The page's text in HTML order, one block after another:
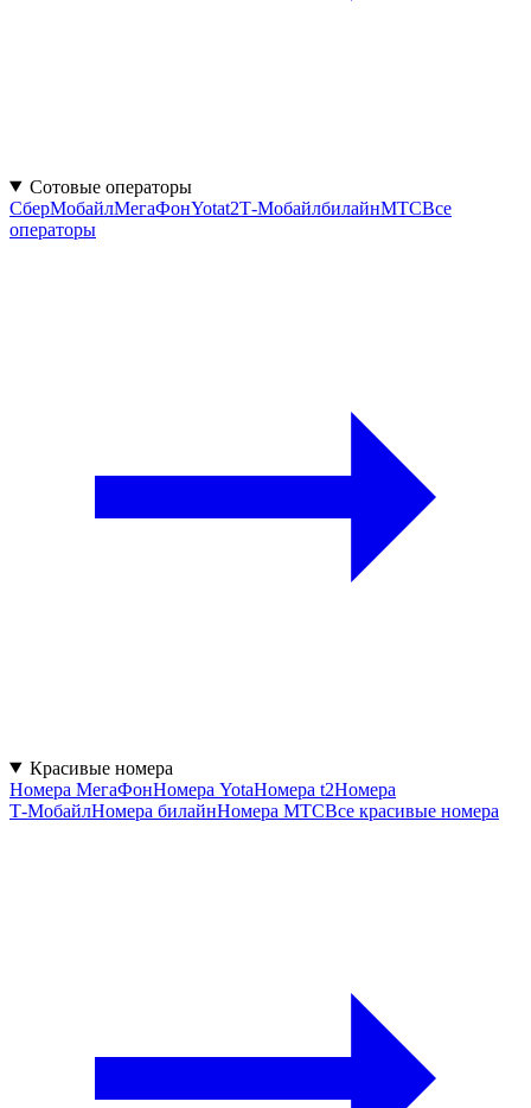
Сотовые операторы
СберМобайлМегаФонYotat2Т‑МобайлбилайнМТСВсе
операторы
Красивые номера
Номера МегаФонНомера YotaНомера t2Номера
Т‑МобайлНомера билайнНомера МТСВсе красивые номера